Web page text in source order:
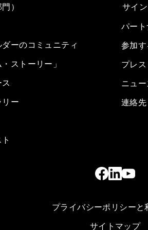
）
ーのコミュニティ
ストーリー」
リー
サイ
パー
参加す
プレ
ニュ
連絡
プライバシーポリシーと
サイトマップ